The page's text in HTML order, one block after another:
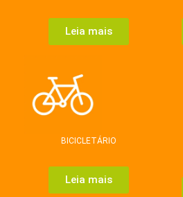
Leia mais
BICICLETÁRIO
Leia mais